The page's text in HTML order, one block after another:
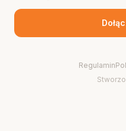
Regulamin